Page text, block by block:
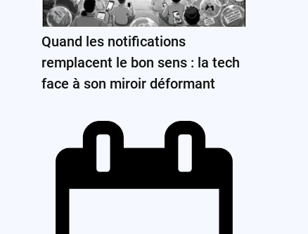
Quand les notifications
remplacent le bon sens : la tech
face à son miroir déformant